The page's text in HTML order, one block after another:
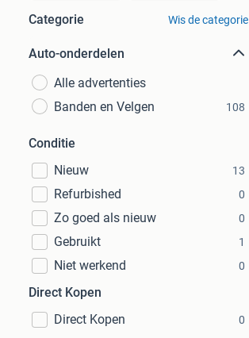
Categorie Wis de categorie
Auto-onderdelen
Alle advertenties
Banden en Velgen
108
Conditie
Nieuw
13
Refurbished 0
Zo goed als nieuw 0
Gebruikt 1
Niet werkend 0
Direct Kopen
Direct Kopen
0